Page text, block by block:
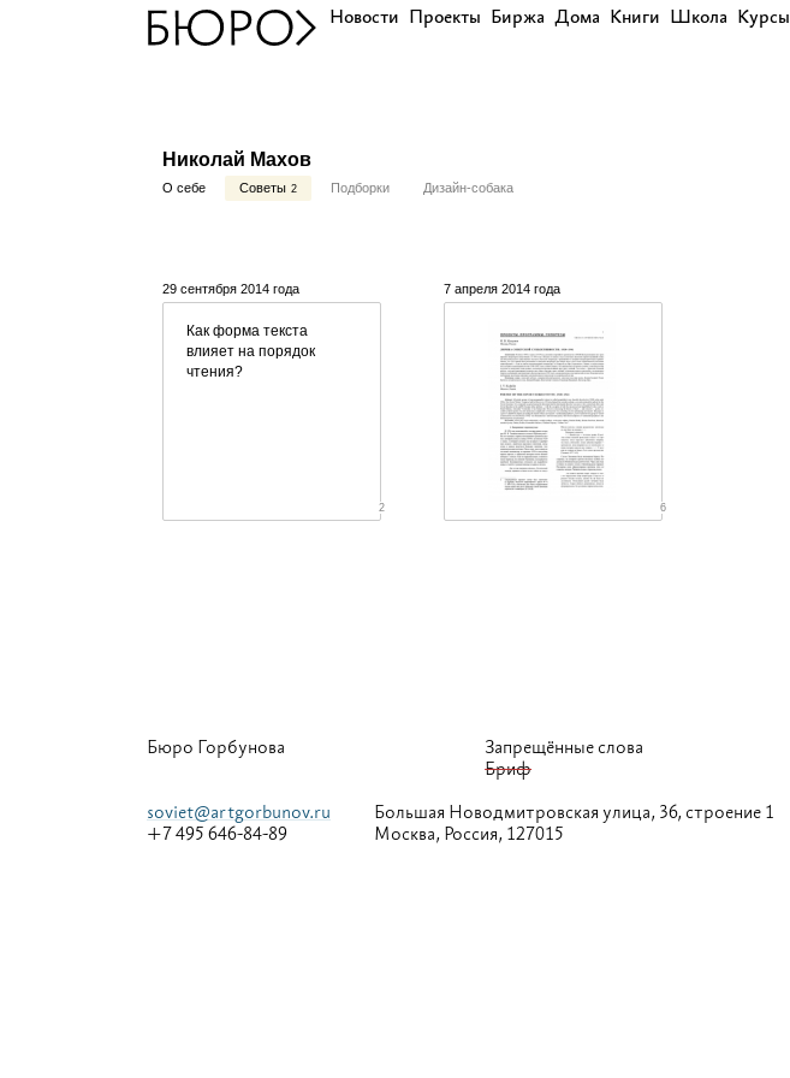
Новости Проекты Биржа Дома Книги Школа Курсы
Николай Махов
О себе Советы 2 Подборки Дизайн-собака
29 сентября 2014 года
Как форма текста
влияет на порядок
чтения?
2
7 апреля 2014 года
6
Бюро Горбунова
Запрещённые слова
Бриф
soviet@artgorbunov.ru
+7 495 646-84-89
Большая Новодмитровская улица,36, строение 1
Москва, Россия, 127015